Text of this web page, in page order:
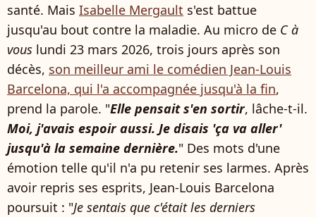
santé. Mais Isabelle Mergault s'est battue
jusqu'au bout contre la maladie. Au micro de C à
vous lundi 23 mars 2026, trois jours après son
décès, son meilleur ami le comédien Jean-Louis
Barcelona, qui l'a accompagnée jusqu'à la fin,
prend la parole. "Elle pensait s'en sortir, lâche-t-il.
Moi, j'avais espoir aussi. Je disais 'ça va aller'
jusqu'à la semaine dernière." Des mots d'une
émotion telle qu'il n'a pu retenir ses larmes. Après
avoir repris ses esprits, Jean-Louis Barcelona
poursuit : "Je sentais que c'était les derniers